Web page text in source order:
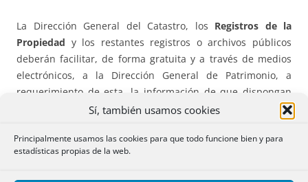
Sí, también usamos cookies
Principalmente usamos las cookies para que todo funcione bien y para
estadísticas propias de la web.
La Dirección General del Catastro, los Registros de la
Propiedad y los restantes registros o archivos públicos
deberán facilitar, de forma gratuita y a través de medios
electrónicos, a la Dirección General de Patrimonio, a
requerimiento de esta, la información de que dispongan
sobre los bienes o derechos del Patrimonio de la
informaciones que sean necesarios para la adecuada
gestión o actualización del Inventario General de Bienes y